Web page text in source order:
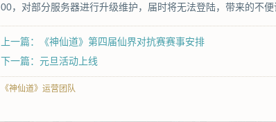
00，对部分服务器进行升级维护，届时将无法登陆，带来的不便
上一篇：《神仙道》第四届仙界对抗赛赛事安排
下一篇：元旦活动上线
《神仙道》运营团队